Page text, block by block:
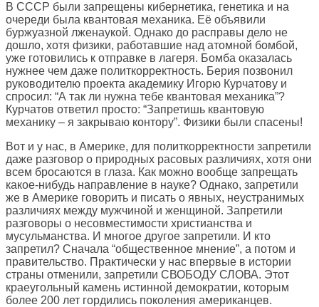
В СССР были запрещены кибернетика, генетика и на
очереди была квантовая механика. Её объявили
буржуазной лженаукой. Однако до расправы дело не
дошло, хотя физики, работавшие над атомной бомбой,
уже готовились к отправке в лагеря. Бомба оказалась
нужнее чем даже политкорректность. Берия позвонил
руководителю проекта академику Игорю Курчатову и
спросил: “А так ли нужна тебе квантовая механика”?
Курчатов ответил просто: “Запретишь квантовую
механику – я закрываю контору”. Физики были спасены!
Вот и у нас, в Америке, для политкорректности запретили
даже разговор о природных расовых различиях, хотя они
всем бросаются в глаза. Как можно вообще запрещать
какое-нибудь направление в науке? Однако, запретили
же в Америке говорить и писать о явных, неустранимых
различиях между мужчиной и женщиной. Запретили
разговоры о несовместимости христианства и
мусульманства. И многое другое запретили. И кто
запретил? Сначала “общественное мнение”, а потом и
правительство. Практически у нас впервые в истории
страны отменили, запретили СВОБОДУ СЛОВА. Этот
краеугольный камень истинной демократии, которым
более 200 лет гордились поколения американцев.